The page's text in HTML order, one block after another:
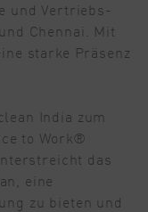
und Vertriebs-
Chennai. Mit
starke Präsenz
India zum
to Work®
das
eine
zu bieten und